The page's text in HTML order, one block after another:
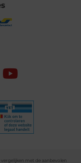
met de aanbevolen